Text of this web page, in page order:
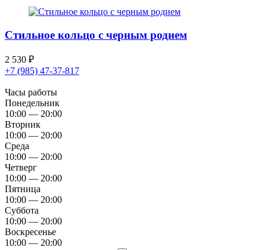
Стильное кольцо с черным родием
2 530 ₽
+7 (985) 47-37-817
Часы работы
Понедельник
10:00 — 20:00
Вторник
10:00 — 20:00
Среда
10:00 — 20:00
Четверг
10:00 — 20:00
Пятница
10:00 — 20:00
Суббота
10:00 — 20:00
Воскресенье
10:00 — 20:00